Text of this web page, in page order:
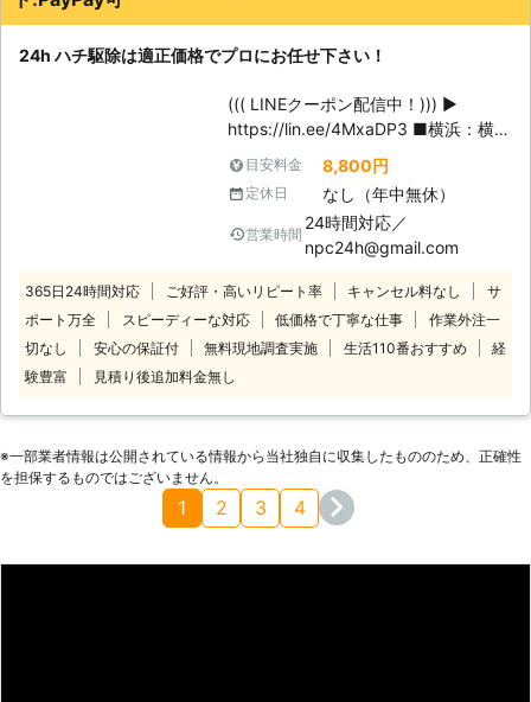
ていきます。少しの間見ないだけでも
す。小さい巣だから駆除しなくてもい
いかな？と油断していると気づいたと
きにはすごい数のハチが産まれてしま
います。駆除を行う上でもできるだけ
小さい方がスムーズですので、お早め
に当社までご連絡ください！
とができました。
東京都 八王子市 2016年11月12日
24h ハチ駆除は適正価格でプロにお任せ下さい！
((( LINEクーポン配信中！))) ▶
https://lin.ee/4MxaDP3 ■横浜：横浜
市中区桜木町 ■湘南：藤沢市辻堂西
海岸 【 http://www.pestcontrol.jp/
】 【ハチ駆除】 適正価格でプロにお
任せ下さい。 被害が広がる前に早急
の対応が必要です。 24時間対応で徹
底的に駆除します！ ご近所様を気に
する方、社名なしでお伺いの為、周囲
の方にはわかりません。 【実績多
数】 一般のご家庭だけでなく、外食
レストランといった食品製造業でもお
で、どのくらいの量を、どこに、どん
理するかを考え、駆除及び防除に努め
ております。 また、薬剤は、厚生省
目安料金 8,800円
定休日 なし（年中無休）
営業時間
24時間対応／
npc24h@gmail.com
365日24時間対応 ご好評・高いリピート率 キャンセル料なし
サ
ポート万全
スピーディーな対応 低価格で丁寧な仕事
作業外注一
切なし
安心の保証付 無料現地調査実施 生活110番おすすめ
経
験豊富
見積り後追加料金無し
※⼀部業者情報は公開されている情報から当社独⾃に収集したもののため、正確性
を担保するものではございません。
1 2 3 4